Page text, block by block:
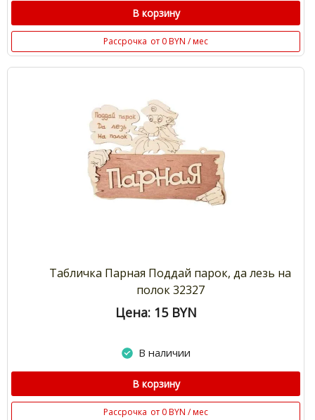
В корзину
Рассрочка от 0 BYN / мес
Табличка Парная Поддай парок, да лезь на
полок 32327
Цена: 15 BYN
В наличии
В корзину
Рассрочка от 0 BYN / мес